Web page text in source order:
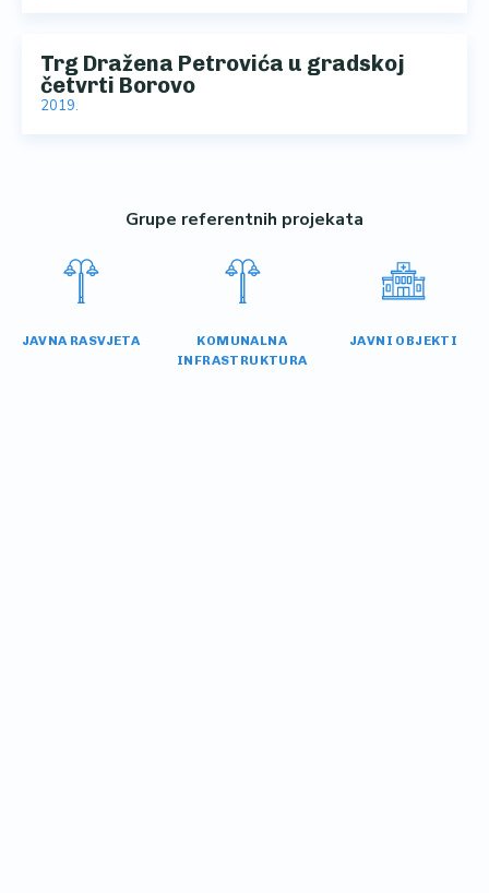
Trg Dražena Petrovića u gradskoj
četvrti Borovo
2019.
Grupe referentnih projekata
JAVNA RASVJETA
KOMUNALNA
INFRASTRUKTURA
JAVNI OBJEKTI